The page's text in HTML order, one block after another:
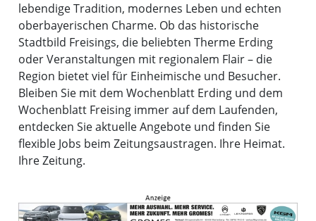
lebendige Tradition, modernes Leben und echten
oberbayerischen Charme. Ob das historische
Stadtbild Freisings, die beliebten Therme Erding
oder Veranstaltungen mit regionalem Flair – die
Region bietet viel für Einheimische und Besucher.
Bleiben Sie mit dem Wochenblatt Erding und dem
Wochenblatt Freising immer auf dem Laufenden,
entdecken Sie aktuelle Angebote und finden Sie
flexible Jobs beim Zeitungsaustragen. Ihre Heimat.
Ihre Zeitung.